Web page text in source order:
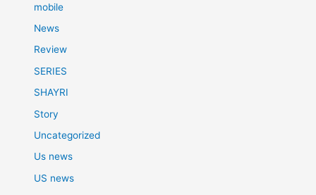
mobile
News
Review
SERIES
SHAYRI
Story
Uncategorized
Us news
US news